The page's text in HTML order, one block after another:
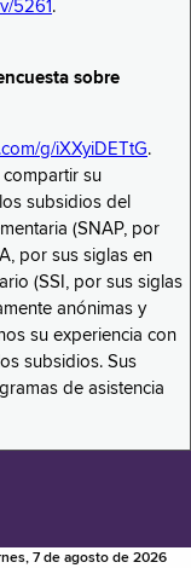
5261 .
sobre
g/iXXyiDETtG.
compartir su
subsidios del
(SNAP, por
por sus siglas en
(SSI, por sus siglas
anónimas y
su experiencia con
subsidios. Sus
de asistencia
7 de agosto de 2026